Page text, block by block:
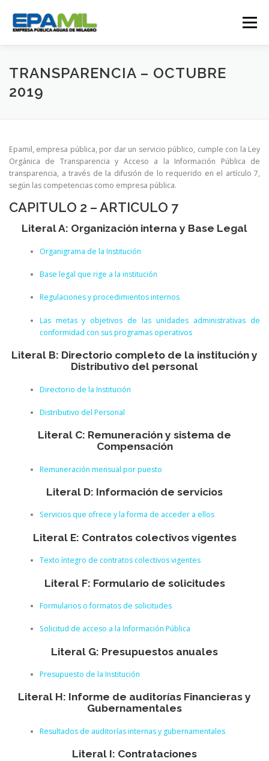
contenido
Menú
CONÓCENOS CONTÁCTENOS
GESTIÓN OPERATIVA CAMPAÑAS
TRABAJA CON NOSOTROS SERVICIOS
TRANSPARENCIA – OCTUBRE
2019
Epamil, empresa pública, por dar un servicio público, cumple con la Ley
Orgánica de Transparencia y Acceso a la Información Pública de
transparencia, a través de la difusión de lo requerido en el artículo 7,
según las competencias como empresa pública.
CAPITULO 2 – ARTICULO 7
Literal A: Organización interna y Base Legal
Organigrama de la Institución
Base legal que rige a la institución
Regulaciones y procedimientos internos
Las metas y objetivos de las unidades administrativas de
conformidad con sus programas operativos
Literal B: Directorio completo de la institución y
Distributivo del personal
Directorio de la Institución
Distributivo del Personal
Literal C: Remuneración y sistema de
Compensación
Remuneración mensual por puesto
Literal D: Información de servicios
Servicios que ofrece y la forma de acceder a ellos
Literal E: Contratos colectivos vigentes
Texto íntegro de contratos colectivos vigentes
Literal F: Formulario de solicitudes
Formularios o formatos de solicitudes
Solicitud de acceso a la Información Pública
Literal G: Presupuestos anuales
Presupuesto de la Institución
Literal H: Informe de auditorías Financieras y
Gubernamentales
Resultados de auditorías internas y gubernamentales
Literal I: Contrataciones